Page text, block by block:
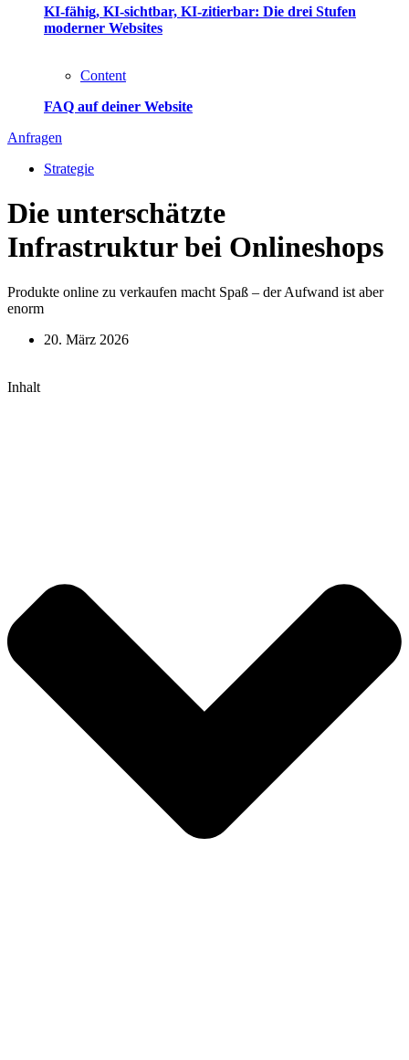
KI-fähig, KI-sichtbar, KI-zitierbar: Die drei Stufen
moderner Websites
Content
FAQ auf deiner Website
Anfragen
Strategie
Die unterschätzte
Infrastruktur bei Onlineshops
Produkte online zu verkaufen macht Spaß – der Aufwand ist aber
enorm
20. März 2026
Inhalt